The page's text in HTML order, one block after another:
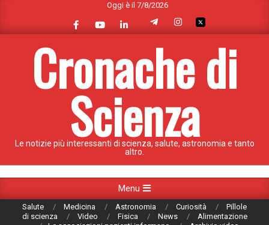
content
Oggi è il 7/8/2026
Cronache di
Scienza
Le notizie più interessanti di scienza, salute, astronomia e tanto
altro.
Navigation
Menu
Salute Medicina Astronomia Curiosità
Pillole
di scienza
Video Fisica News
Alimentazione